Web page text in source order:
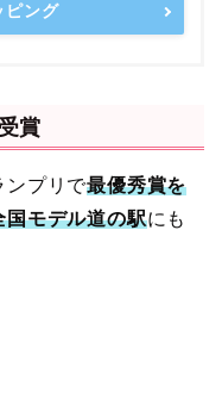
ング
賞
ンプリで最優秀賞を
国モデル道の駅にも